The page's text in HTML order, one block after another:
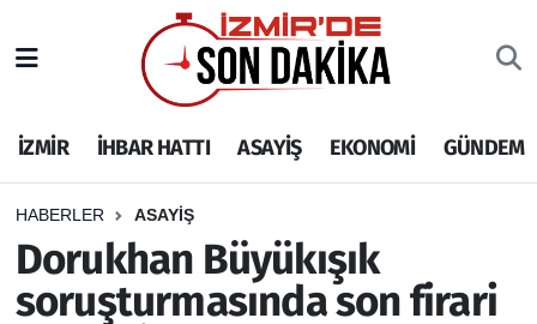
İZMİR İHBAR HATTI ASAYİŞ EKONOMİ GÜNDEM
HABERLER ASAYİŞ
Dorukhan Büyükışık
soruşturmasında son firari
İHBAR HATTI
DEPREM
GENEL
İzmir Nöbetçi Eczaneler
İzmir Hava Durumu
İzmir Namaz Vakitleri
İzmir Trafik Yoğunluk Haritası